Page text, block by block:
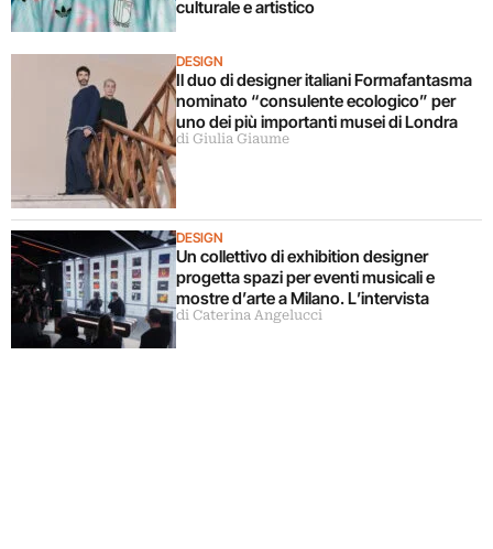
culturale e artistico
DESIGN
Il duo di designer italiani Formafantasma
nominato “consulente ecologico” per
uno dei più importanti musei di Londra
di Giulia Giaume
DESIGN
Un collettivo di exhibition designer
progetta spazi per eventi musicali e
mostre d’arte a Milano. L’intervista
di Caterina Angelucci